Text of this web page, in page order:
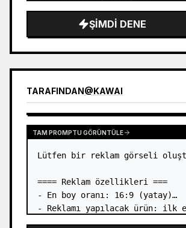
ŞIMDI DENE
TARAFINDAN@KAWAI
TAM PROMPTU GÖRÜNTÜLE
Lütfen bir reklam görseli
==== Reklam özellikleri ===
- En boy oranı: 16:9 (yatay)
- Reklamı yapılacak ürün: ilk